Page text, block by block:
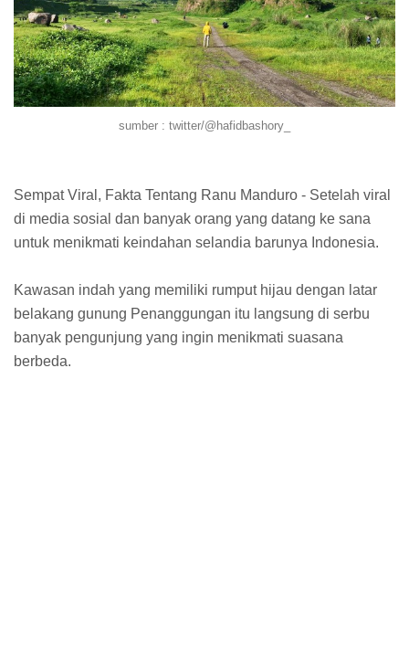
sumber : twitter/@hafidbashory_
Sempat Viral, Fakta Tentang Ranu Manduro - Setelah viral
di media sosial dan banyak orang yang datang ke sana
untuk menikmati keindahan selandia barunya Indonesia.
Kawasan indah yang memiliki rumput hijau dengan latar
belakang gunung Penanggungan itu langsung di serbu
banyak pengunjung yang ingin menikmati suasana
berbeda.